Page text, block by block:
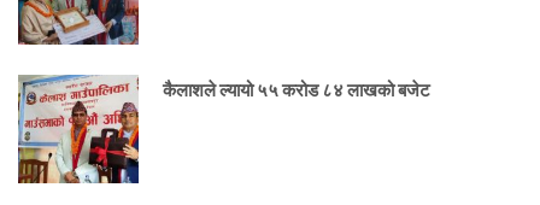
कैलाशले ल्यायो ५५ करोड ८४ लाखको बजेट